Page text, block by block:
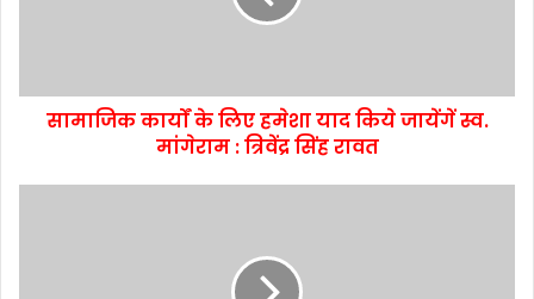
सामाजिक कार्यों के लिए हमेशा याद किये जायेंगें स्व.
मांगेराम : त्रिवेंद्र सिंह रावत